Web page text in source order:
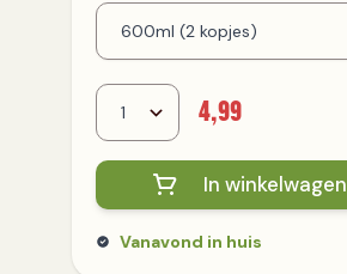
4,99
In winkelwagen
Vanavond in huis